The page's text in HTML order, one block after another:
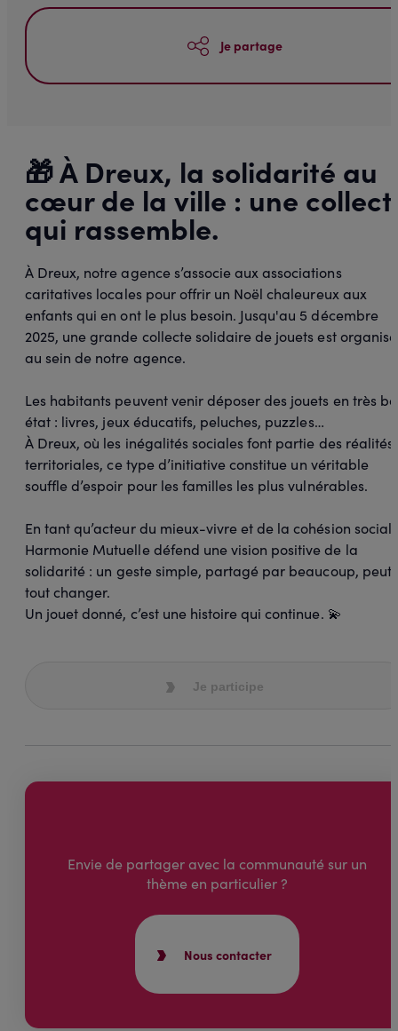
Je partage
🎁 À Dreux, la solidarité au
cœur de la ville : une
qui rassemble.
À Dreux, notre agence s’associe aux associations
caritatives locales pour offrir un Noël chaleureux aux
enfants qui en ont le plus besoin. Jusqu'au 5 décembre
2025, une grande collecte solidaire de jouets est
au sein de notre agence.
Les habitants peuvent venir déposer des jouets en très
état : livres, jeux éducatifs, peluches, puzzles…
À Dreux, où les inégalités sociales font partie des réalités
territoriales, ce type d’initiative constitue un véritable
souffle d’espoir pour les familles les plus vulnérables.
En tant qu’acteur du mieux-vivre et de la cohésion
Harmonie Mutuelle défend une vision positive de la
solidarité : un geste simple, partagé par beaucoup, peut
tout changer.
Un jouet donné, c’est une histoire qui continue. 💫
Je participe
Envie de partager avec la communauté sur un
thème en particulier ?
Nous contacter